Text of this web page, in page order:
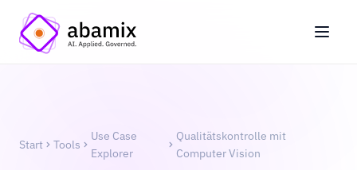
Start Tools
Use Case
Explorer
Qualitätskontrolle mit
Computer Vision